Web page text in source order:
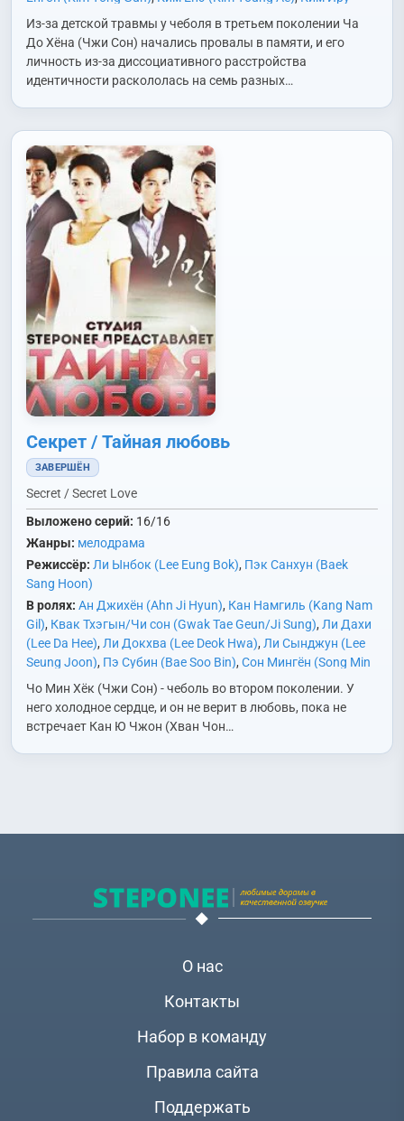
(Kim Il Woo)
Ким Мингёль (Kim Min Gyul)
Ким Наун (Kim Na
Woon)
Ким Хёнбом (Kim Hyung Beom)
Hyun Joo)
Ким Хиджон (Kim Hee Jung)
Ким Юри (Kim Yoo
Ли Дохён (Lee Do Hyun)
Дусук (Lee Doo Suk)
Мён Себин (Myung Se Bin)
(Oh Min Suk),Пак Гонрак (Park Gun Rak),Пак Джунгю (Park
Joon Gyu),Пак Соджун (Park Seo Joon),Пэк Чхольмин
(Baek Chul Min),Сим Хеджин (Shim Hye Jin)
Kyung Min),Хван Джоным (Hwang Jung Eum)
(Jo Chang Geun)
Чхве Вонён (Choi Won Young)
(Choi Hyo Eun)
Из-за детской травмы у чеболя в третьем поколении Ча
До Хёна (Чжи Сон) начались провалы в памяти, и его
личность из-за диссоциативного расстройства
идентичности раскололась на семь разных…
Секрет / Тайная любовь
ЗАВЕРШЁН
Secret / Secret Love
Выложено серий: 16/16
Жанры: мелодрама
Режиссёр: Ли Ынбок (Lee Eung Bok), Пэк Санхун (Baek
Sang Hoon)
В ролях: Ан Джихён (Ahn Ji Hyun), Кан Намгиль (Kang Nam
Gil), Квак Тхэгын/Чи сон (Gwak Tae Geun/Ji Sung), Ли Дахи
(Lee Da Hee), Ли Докхва (Lee Deok Hwa), Ли Сынджун (Lee
Seung Joon), Пэ Субин (Bae Soo Bin), Сон Мингён (Song Min
Kyung)
Хван Джоным (Hwang Jung Eum)
Чо Мирён (Jo Mi
Чон Суён (Jung Soo Young)
Чхве Сонун/Чхве Ун
(Choi Sun Woong/Choi Woong)
Чо Мин Хёк (Чжи Сон) - чеболь во втором поколении. У
него холодное сердце, и он не верит в любовь, пока не
встречает Кан Ю Чжон (Хван Чон…
О нас
Контакты
Набор в команду
Правила сайта
Поддержать